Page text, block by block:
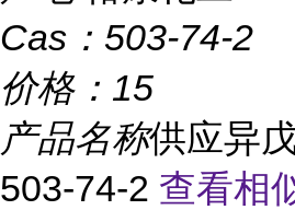
Cas： 503-74-2
价格： 15
产品名称供应异
503-74-2 查看相